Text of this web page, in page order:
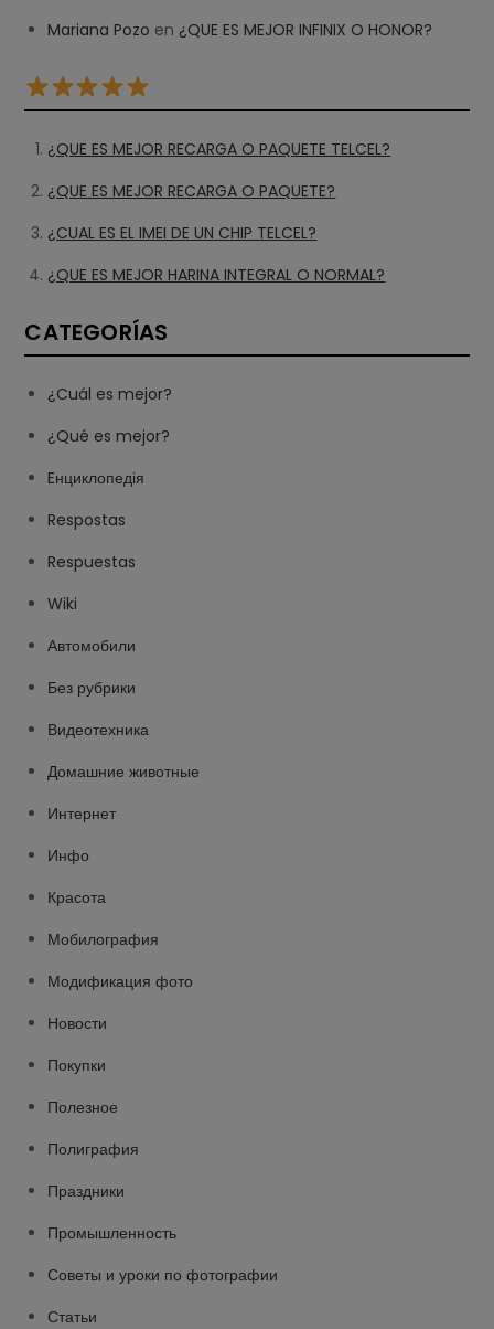
Mariana Pozo en ¿QUE ES MEJOR INFINIX O HONOR?
¿QUE ES MEJOR RECARGA O PAQUETE TELCEL?
¿QUE ES MEJOR RECARGA O PAQUETE?
¿CUAL ES EL IMEI DE UN CHIP TELCEL?
¿QUE ES MEJOR HARINA INTEGRAL O NORMAL?
CATEGORÍAS
¿Cuál es mejor?
¿Qué es mejor?
Eнциклопедія
Respostas
Respuestas
Wiki
Автомобили
Без рубрики
Видеотехника
Домашние животные
Интернет
Инфо
Красота
Мобилография
Модификация фото
Новости
Покупки
Полезное
Полиграфия
Праздники
Промышленность
Советы и уроки по фотографии
Статьи